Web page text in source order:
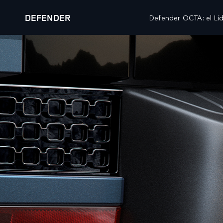
DEFENDER EXPLORA DEFENDER 110
DEFENDER Defender OCTA: el
MODELOS
RANGE ROVER
RANGE ROVER SPORT
RANGE ROVER VELAR
RANGE ROVER EVOQUE
PROPIETARIOS
DESCRIPCIÓN GENERAL
SERVICIO
MANTENIMIENTO
ACCESORIOS